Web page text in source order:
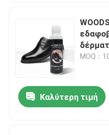
δέρμα
MOQ：
Καλύτερη τιμή